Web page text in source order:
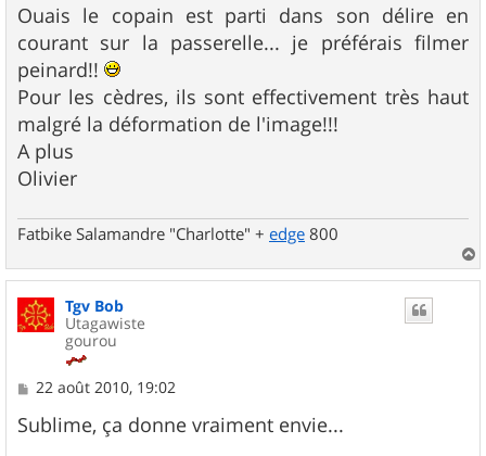
s
s
a
g
e
Ouais le copain est parti dans son délire en
courant sur la passerelle... je préférais filmer
peinard!!
Pour les cèdres, ils sont effectivement très haut
malgré la déformation de l'image!!!
A plus
Olivier
Fatbike Salamandre "Charlotte" + edge 800
a
Tgv Bob
Utagawiste
gourou
M
s
s
22 août 2010, 19:02
Sublime, ça donne vraiment envie...